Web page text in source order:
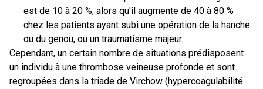
est de 10 à 20 %, alors qu'il augmente de 40 à 80 %
chez les patients ayant subi une opération de la hanche
ou du genou, ou un traumatisme majeur.
Cependant, un certain nombre de situations prédisposent
un individu à une thrombose veineuse profonde et sont
regroupées dans la triade de Virchow (hypercoagulabilité